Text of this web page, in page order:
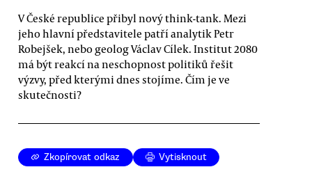
V České republice přibyl nový think-tank. Mezi
jeho hlavní představitele patří analytik Petr
Robejšek, nebo geolog Václav Cílek. Institut 2080
má být reakcí na neschopnost politiků řešit
výzvy, před kterými dnes stojíme. Čím je ve
skutečnosti?
Zkopírovat odkaz Vytisknout